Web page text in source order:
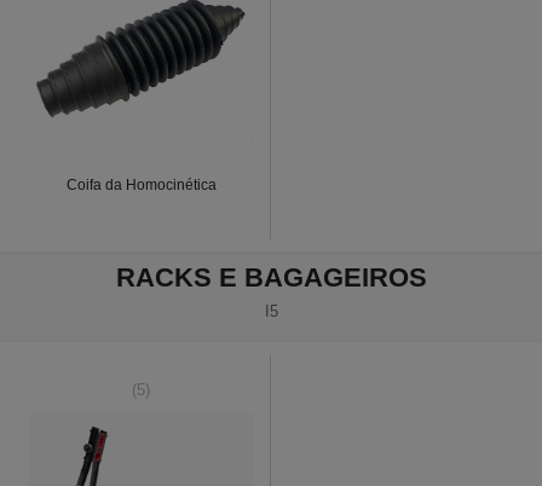
Coifa da Homocinética
RACKS E BAGAGEIROS
I5
(5)